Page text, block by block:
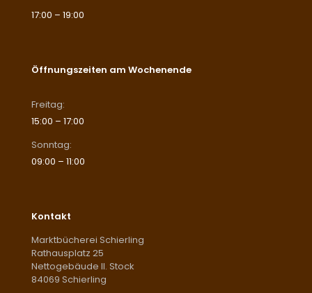
17:00 – 19:00
Öffnungszeiten am Wochenende
Freitag:
15:00 – 17:00
Sonntag:
09:00 – 11:00
Kontakt
Marktbücherei Schierling
Rathausplatz 25
Nettogebäude II. Stock
84069 Schierling